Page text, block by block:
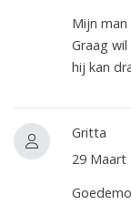
Mijn
Graag
hij kan
Gritta
29 Maart